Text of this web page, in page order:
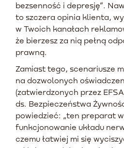
bezsenność i depresję”.
to szczera opinia klienta,
w Twoich kanałach
że bierzesz za nią pełną
prawną.
Zamiast tego, scenariusze
na dozwolonych
(zatwierdzonych przez
ds. Bezpieczeństwa
powiedzieć: „ten preparat
funkcjonowanie układu
czemu łatwiej mi się